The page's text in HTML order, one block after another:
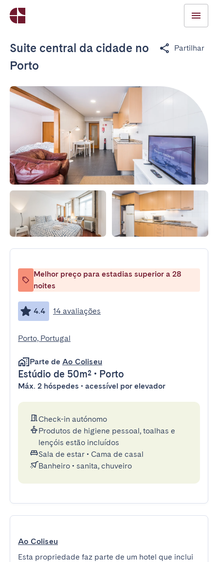
Suite central da cidade no
Porto
Partilhar
Melhor preço para estadias superior a 28
noites
4.4 14 avaliações
Porto, Portugal
Parte de Ao Coliseu
Estúdio de 50m² • Porto
Máx. 2 hóspedes • acessível por elevador
Check-in autónomo
Produtos de higiene pessoal, toalhas e
lençóis estão incluídos
Sala de estar • Cama de casal
Banheiro • sanita, chuveiro
Ao Coliseu
Esta propriedade faz parte de um hotel que inclui